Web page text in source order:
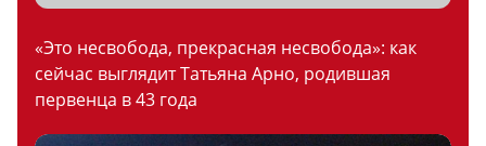
«Это несвобода, прекрасная несвобода»: как
сейчас выглядит Татьяна Арно, родившая
первенца в 43 года